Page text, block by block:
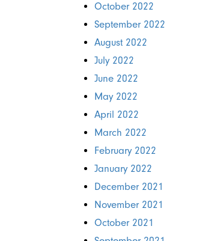
October 2022
September 2022
August 2022
July 2022
June 2022
May 2022
April 2022
March 2022
February 2022
January 2022
December 2021
November 2021
October 2021